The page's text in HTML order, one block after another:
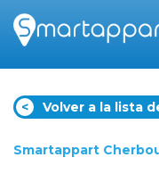
< Volver a la lista
Smartappart